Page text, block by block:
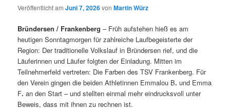
Veröffentlicht amJuni 7, 2026vonMartin Würz
Bründersen / Frankenberg – Früh aufstehen hieß es am
heutigen Sonntagmorgen für zahlreiche Laufbegeisterte der
Region: Der traditionelle Volkslauf in Bründersen rief, und die
Läuferinnen und Läufer folgten der Einladung. Mitten im
Teilnehmerfeld vertreten: Die Farben des TSV Frankenberg. Für
den Verein gingen die beiden Athletinnen Emmalou B. und Emma
F. an den Start – und stellten einmal mehr eindrucksvoll unter
Beweis, dass mit ihnen zu rechnen ist.